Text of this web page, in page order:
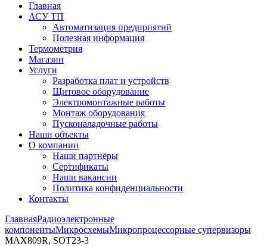
Главная
АСУ ТП
Автоматизация предприятий
Полезная информация
Термометрия
Магазин
Услуги
Разработка плат и устройств
Щитовое оборудование
Электромонтажные работы
Монтаж оборудования
Пусконаладочные работы
Наши объекты
О компании
Наши партнёры
Сертификаты
Наши вакансии
Политика конфиденциальности
Контакты
ГлавнаяРадиоэлектронные
компонентыМикросхемыМикропроцессорные супервизоры
MAX809R, SOT23-3